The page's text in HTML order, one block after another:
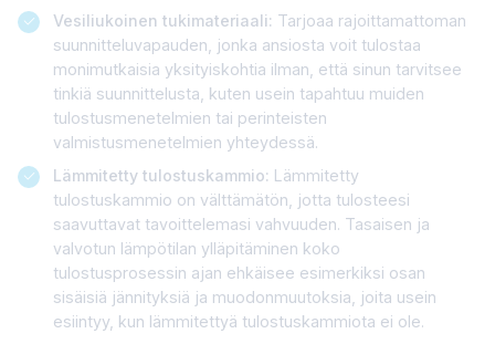
Vesiliukoinen tukimateriaali: Tarjoaa rajoittamattoman
suunnitteluvapauden, jonka ansiosta voit tulostaa
monimutkaisia yksityiskohtia ilman, että sinun tarvitsee
tinkiä suunnittelusta, kuten usein tapahtuu muiden
tulostusmenetelmien tai perinteisten
valmistusmenetelmien yhteydessä.
Lämmitetty tulostuskammio: Lämmitetty
tulostuskammio on välttämätön, jotta tulosteesi
saavuttavat tavoittelemasi vahvuuden. Tasaisen ja
valvotun lämpötilan ylläpitäminen koko
tulostusprosessin ajan ehkäisee esimerkiksi osan
sisäisiä jännityksiä ja muodonmuutoksia, joita usein
esiintyy, kun lämmitettyä tulostuskammiota ei ole.